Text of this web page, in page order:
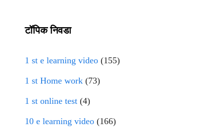
टॉपिक निवडा
1 st e learning video (155)
1 st Home work (73)
1 st online test (4)
10 e learning video (166)